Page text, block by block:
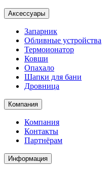
Аксессуары
Запарник
Обливные устройства
Термоионатор
Ковши
Опахало
Шапки для бани
Дровница
Компания
Компания
Контакты
Партнёрам
Информация